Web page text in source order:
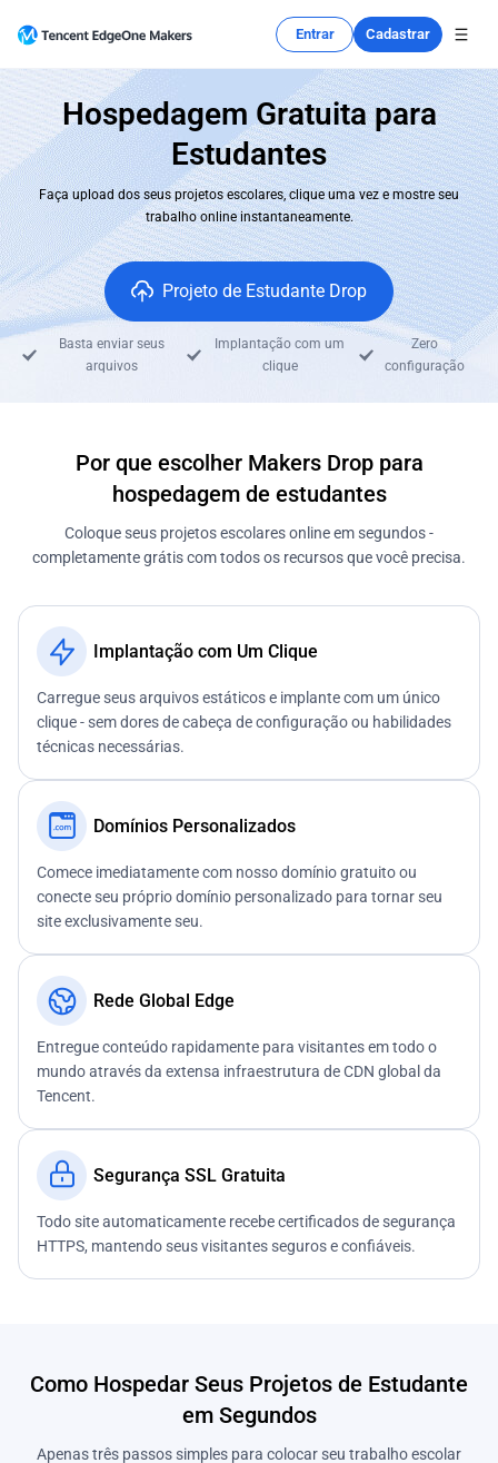
Entrar Cadastrar
Hospedagem Gratuita para
Estudantes
Faça upload dos seus projetos escolares, clique uma vez e mostre seu
trabalho online instantaneamente.
Projeto de Estudante Drop
Basta enviar seus
arquivos
Implantação com um
clique
Zero
configuração
Por que escolher Makers Drop para
hospedagem de estudantes
Coloque seus projetos escolares online em segundos -
completamente grátis com todos os recursos que você precisa.
Implantação com Um Clique
Carregue seus arquivos estáticos e implante com um único
clique - sem dores de cabeça de configuração ou habilidades
técnicas necessárias.
Domínios Personalizados
Comece imediatamente com nosso domínio gratuito ou
conecte seu próprio domínio personalizado para tornar seu
site exclusivamente seu.
Rede Global Edge
Entregue conteúdo rapidamente para visitantes em todo o
mundo através da extensa infraestrutura de CDN global da
Tencent.
Segurança SSL Gratuita
Todo site automaticamente recebe certificados de segurança
HTTPS, mantendo seus visitantes seguros e confiáveis.
Como Hospedar Seus Projetos de Estudante
em Segundos
Apenas três passos simples para colocar seu trabalho escolar